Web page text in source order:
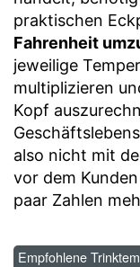
praktischen
Fahrenheit
jeweilige
multiplizieren
Kopf
also nicht mit
vor dem
paar Zahlen
Empfohlene